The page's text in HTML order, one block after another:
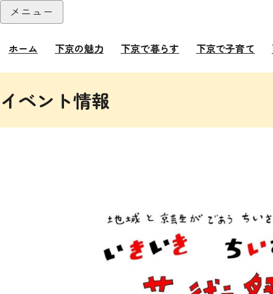
本文へ
メニュー
ホーム 下京の魅力 下京で暮らす 下京で子育て
イベント情報